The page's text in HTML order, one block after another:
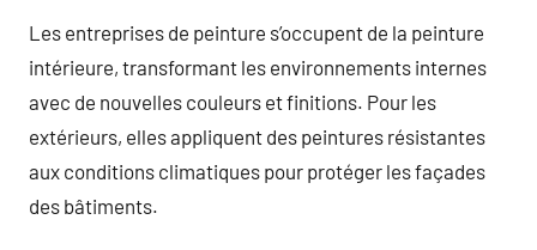
Les entreprises de peinture s’occupent de la peinture
intérieure, transformant les environnements internes
avec de nouvelles couleurs et finitions. Pour les
extérieurs, elles appliquent des peintures résistantes
aux conditions climatiques pour protéger les façades
des bâtiments.